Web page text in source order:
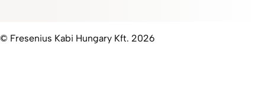
© Fresenius Kabi Hungary Kft. 2026